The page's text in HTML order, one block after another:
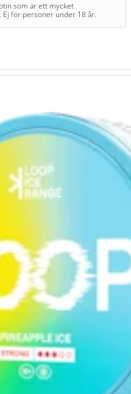
som är ett mycket
för personer under 18 år.